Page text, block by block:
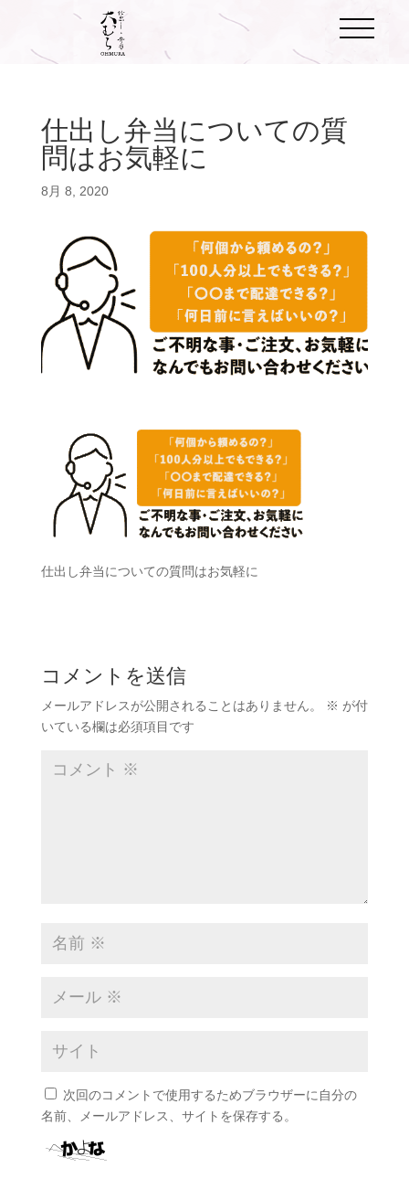
仕出し弁当についての質
問はお気軽に
8月 8, 2020
仕出し弁当についての質問はお気軽に
コメントを送信
メールアドレスが公開されることはありません。 ※ が付
いている欄は必須項目です
次回のコメントで使用するためブラウザーに自分の
名前、メールアドレス、サイトを保存する。